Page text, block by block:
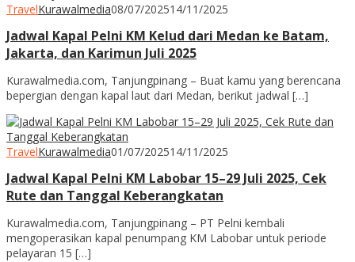
TravelKurawalmedia08/07/202514/11/2025
Jadwal Kapal Pelni KM Kelud dari Medan ke Batam,
Jakarta, dan Karimun Juli 2025
Kurawalmedia.com, Tanjungpinang – Buat kamu yang berencana
bepergian dengan kapal laut dari Medan, berikut jadwal […]
TravelKurawalmedia01/07/202514/11/2025
Jadwal Kapal Pelni KM Labobar 15–29 Juli 2025, Cek
Rute dan Tanggal Keberangkatan
Kurawalmedia.com, Tanjungpinang – PT Pelni kembali
mengoperasikan kapal penumpang KM Labobar untuk periode
pelayaran 15 […]